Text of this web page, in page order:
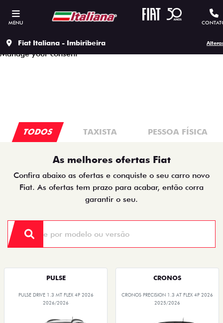
This site uses cookies to ensure that you get the best
experience on our site, to protect your personal data we
Accept all cookiesContinue to use the essential cookies
Manage your consent
MENU
Fiat Italiana - Imbiribeira
TODOS TAXISTA PESSOA FÍSICA
As melhores ofertas Fiat
Confira abaixo as ofertas e conquiste o seu carro novo
Fiat. As ofertas tem prazo para acabar, então corra
garantir o seu.
PULSE
PULSE DRIVE 1.3 MT FLEX 4P 2026
2026/2026
CRONOS
CRONOS PRECISION 1.3 AT FLEX 4P 2026
2025/2026